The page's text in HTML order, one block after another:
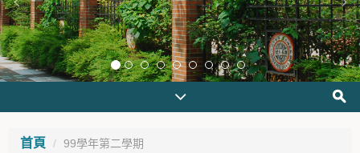
首頁 99學年第二學期